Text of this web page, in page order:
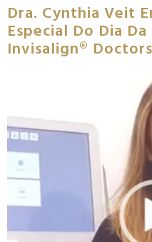
Dra. Cynthia Veit
Especial Do Dia
Invisalign® Doctors